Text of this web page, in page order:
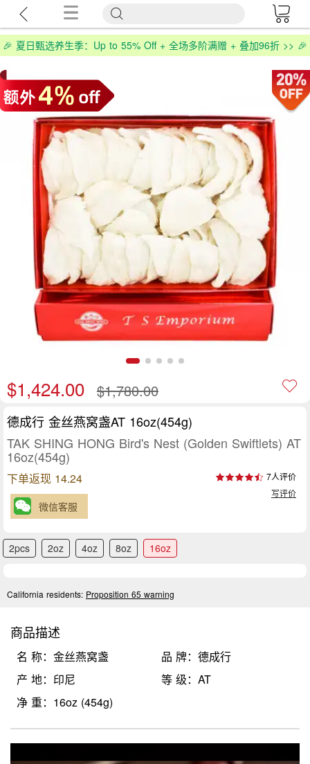
🎉 夏日甄选养生季：Up to 55% Off + 全场多阶满赠 + 叠加96折 >> 🎉
$1,424.00 $1,780.00
德成行 金丝燕窝盏AT 16oz(454g)
TAK SHING HONG Bird's Nest (Golden Swiftlets) AT
16oz(454g)
下单返现 14.24
7人评价
写评价
微信客服
2pcs 2oz 4oz 8oz 16oz
California residents: Proposition 65 warning
商品描述
名 称：金丝燕窝盏
品 牌：德成行
产 地：印尼
等 级：AT
净 重：16oz (454g)